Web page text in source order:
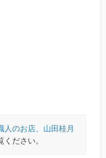
人のお店、山田桂月
ください。